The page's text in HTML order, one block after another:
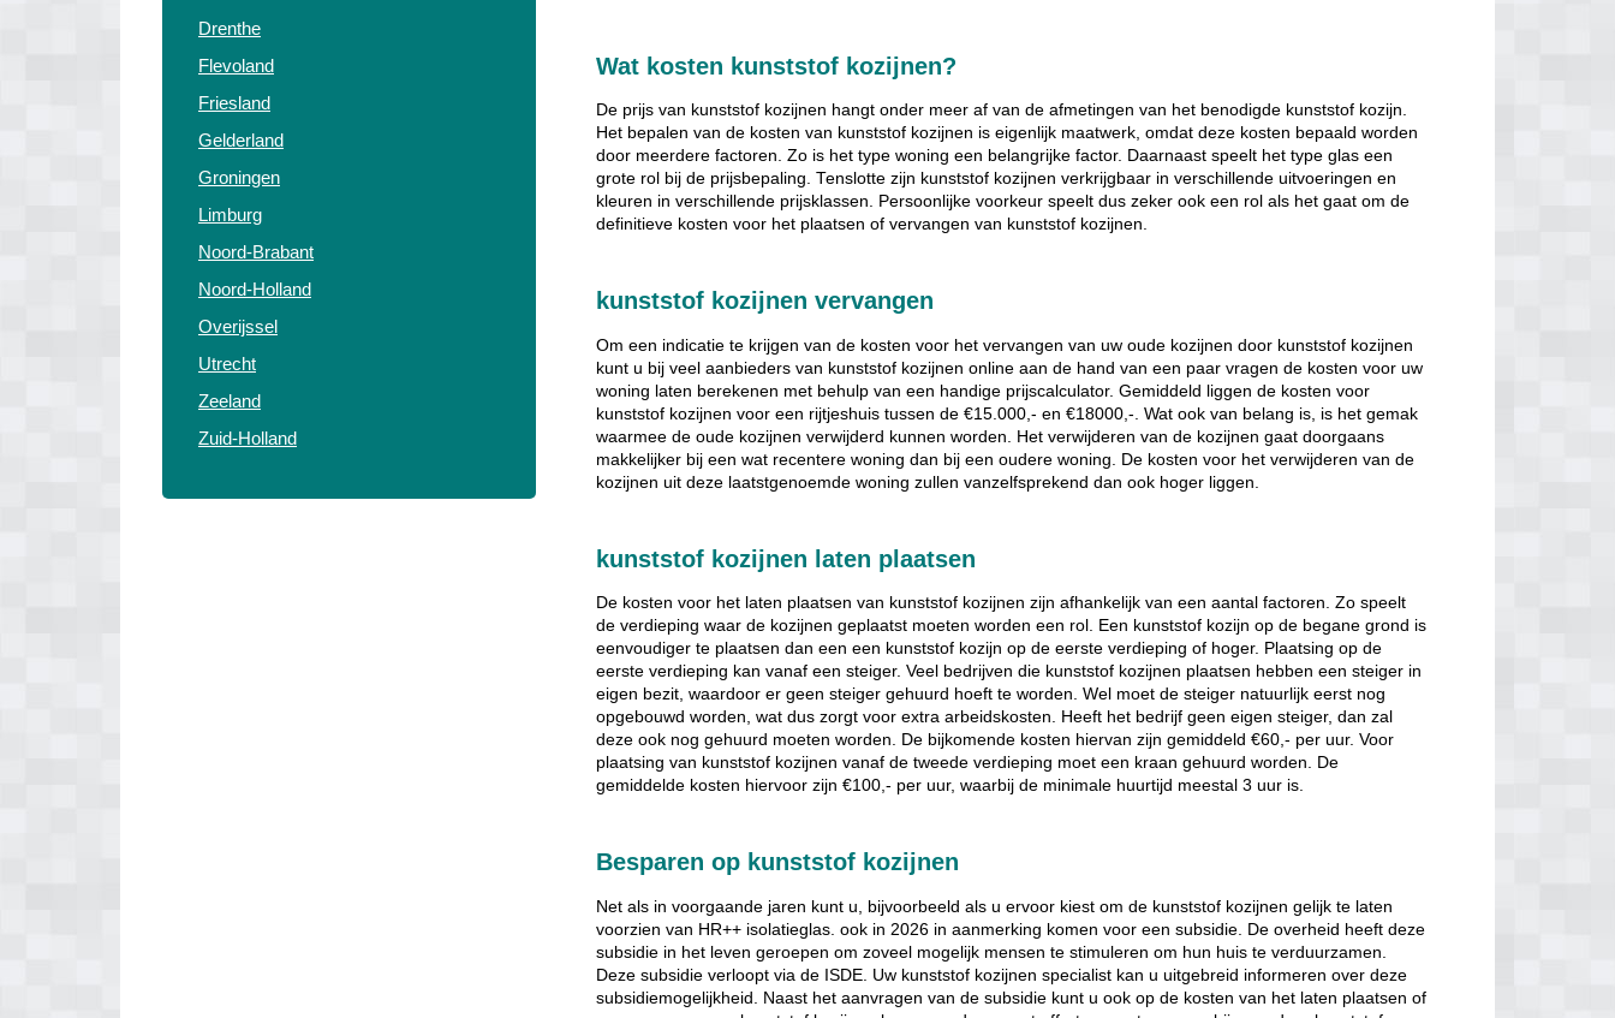
Drenthe
Flevoland
Friesland
Gelderland
Groningen
Limburg
Noord-Brabant
Noord-Holland
Overijssel
Utrecht
Zeeland
Zuid-Holland
Wat kosten kunststof kozijnen?
De prijs van kunststof kozijnen hangt onder meer af van de afmetingen van het benodigde kunststof kozijn.
Het bepalen van de kosten van kunststof kozijnen is eigenlijk maatwerk, omdat deze kosten bepaald worden
door meerdere factoren. Zo is het type woning een belangrijke factor. Daarnaast speelt het type glas een
grote rol bij de prijsbepaling. Tenslotte zijn kunststof kozijnen verkrijgbaar in verschillende uitvoeringen en
kleuren in verschillende prijsklassen. Persoonlijke voorkeur speelt dus zeker ook een rol als het gaat om de
definitieve kosten voor het plaatsen of vervangen van kunststof kozijnen.
kunststof kozijnen vervangen
Om een indicatie te krijgen van de kosten voor het vervangen van uw oude kozijnen door kunststof kozijnen
kunt u bij veel aanbieders van kunststof kozijnen online aan de hand van een paar vragen de kosten voor uw
woning laten berekenen met behulp van een handige prijscalculator. Gemiddeld liggen de kosten voor
kunststof kozijnen voor een rijtjeshuis tussen de €15.000,- en €18000,-. Wat ook van belang is, is het gemak
waarmee de oude kozijnen verwijderd kunnen worden. Het verwijderen van de kozijnen gaat doorgaans
makkelijker bij een wat recentere woning dan bij een oudere woning. De kosten voor het verwijderen van de
kozijnen uit deze laatstgenoemde woning zullen vanzelfsprekend dan ook hoger liggen.
kunststof kozijnen laten plaatsen
De kosten voor het laten plaatsen van kunststof kozijnen zijn afhankelijk van een aantal factoren. Zo speelt
de verdieping waar de kozijnen geplaatst moeten worden een rol. Een kunststof kozijn op de begane grond is
eenvoudiger te plaatsen dan een een kunststof kozijn op de eerste verdieping of hoger. Plaatsing op de
eerste verdieping kan vanaf een steiger. Veel bedrijven die kunststof kozijnen plaatsen hebben een steiger in
eigen bezit, waardoor er geen steiger gehuurd hoeft te worden. Wel moet de steiger natuurlijk eerst nog
opgebouwd worden, wat dus zorgt voor extra arbeidskosten. Heeft het bedrijf geen eigen steiger, dan zal
deze ook nog gehuurd moeten worden. De bijkomende kosten hiervan zijn gemiddeld €60,- per uur. Voor
plaatsing van kunststof kozijnen vanaf de tweede verdieping moet een kraan gehuurd worden. De
gemiddelde kosten hiervoor zijn €100,- per uur, waarbij de minimale huurtijd meestal 3 uur is.
Besparen op kunststof kozijnen
Net als in voorgaande jaren kunt u, bijvoorbeeld als u ervoor kiest om de kunststof kozijnen gelijk te laten
voorzien van HR++ isolatieglas. ook in 2026 in aanmerking komen voor een subsidie. De overheid heeft deze
subsidie in het leven geroepen om zoveel mogelijk mensen te stimuleren om hun huis te verduurzamen.
Deze subsidie verloopt via de ISDE. Uw kunststof kozijnen specialist kan u uitgebreid informeren over deze
subsidiemogelijkheid. Naast het aanvragen van de subsidie kunt u ook op de kosten van het laten plaatsen of